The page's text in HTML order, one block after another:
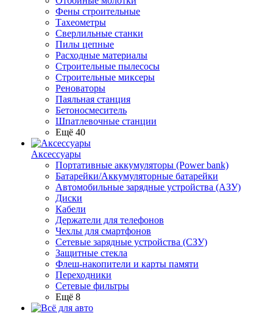
Фены строительные
Тахеометры
Сверлильные станки
Пилы цепные
Расходные материалы
Строительные пылесосы
Строительные миксеры
Реноваторы
Паяльная станция
Бетоносмеситель
Шпатлевочные станции
Ещё 40
Аксессуары
Портативные аккумуляторы (Power bank)
Батарейки/Аккумуляторные батарейки
Автомобильные зарядные устройства (АЗУ)
Диски
Кабели
Держатели для телефонов
Чехлы для смартфонов
Сетевые зарядные устройства (СЗУ)
Защитные стекла
Флеш-накопители и карты памяти
Переходники
Сетевые фильтры
Ещё 8